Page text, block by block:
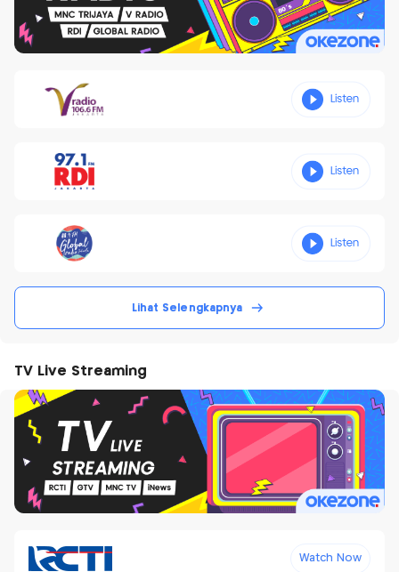
Lihat Selengkapnya
TV Live Streaming
Watch Now